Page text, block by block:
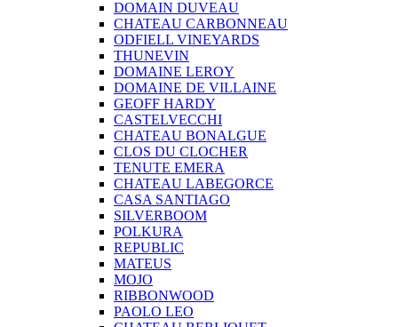
DOMAIN DUVEAU
CHATEAU CARBONNEAU
ODFIELL VINEYARDS
THUNEVIN
DOMAINE LEROY
DOMAINE DE VILLAINE
GEOFF HARDY
CASTELVECCHI
CHATEAU BONALGUE
CLOS DU CLOCHER
TENUTE EMERA
CHATEAU LABEGORCE
CASA SANTIAGO
SILVERBOOM
POLKURA
REPUBLIC
MATEUS
MOJO
RIBBONWOOD
PAOLO LEO